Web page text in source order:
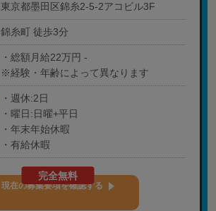
東京都墨田区錦糸2-5-2アコビル3F
錦糸町 徒歩3分
・総額月給22万円 -
※経験・年齢によって異なります
・週休:2日
・曜日:日曜+平日
・年末年始休暇
・有給休暇
完全無料
現在の募集要項を確認する